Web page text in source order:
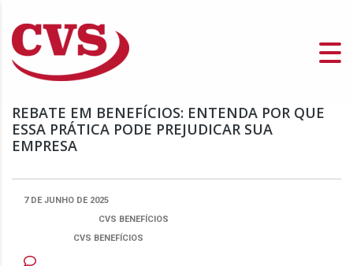
REBATE EM BENEFÍCIOS: ENTENDA POR QUE
ESSA PRÁTICA PODE PREJUDICAR SUA
EMPRESA
7 DE JUNHO DE 2025
CVS BENEFÍCIOS
CVS BENEFÍCIOS